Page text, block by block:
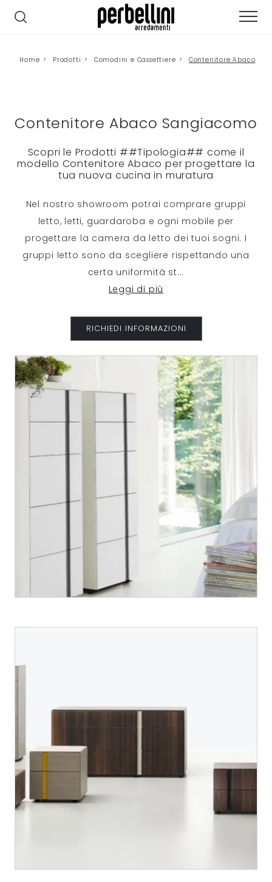
Home > Prodotti > Comodini e Cassettiere > Contenitore Abaco
Contenitore Abaco Sangiacomo
Scopri le Prodotti ##Tipologia## come il
modello Contenitore Abaco per progettare la
tua nuova cucina in muratura
Nel nostro showroom potrai comprare gruppi
letto, letti, guardaroba e ogni mobile per
progettare la camera da letto dei tuoi sogni. I
gruppi letto sono da scegliere rispettando una
certa uniformità st...
Leggi di più
RICHIEDI INFORMAZIONI